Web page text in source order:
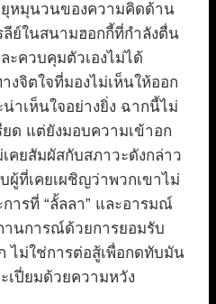
หมุนวนของความคิดด้าน
ย์ในสนามฮอกกี้ที่กำลังตื่น
ะควบคุมตัวเองไม่ได้
งจิตใจที่มองไม่เห็นให้ออก
าเห็นใจอย่างยิ่ง ฉากนี้ไม่
ยด แต่ยังมอบความเข้าอก
คยสัมผัสกับสภาวะดังกล่าว
ผู้ที่เคยเผชิญว่าพวกเขาไม่
ารที่ “ลั้ลลา” และอารมณ์
นการณ์ด้วยการยอมรับ
ไม่ใช่การต่อสู้เพื่อกดทับมัน
เปี่ยมด้วยความหวัง